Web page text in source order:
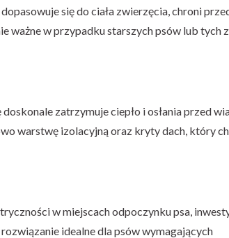
się do ciała zwierzęcia, chroni
ważne w przypadku starszych psów lub tych z
zatrzymuje ciepło i osłania przed
warstwę izolacyjną oraz kryty dach, który
w miejscach odpoczynku psa,
idealne dla psów wymagających